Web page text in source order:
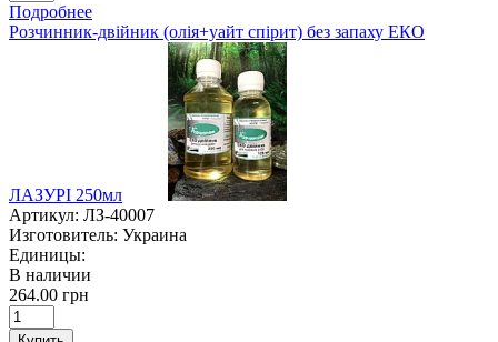
Подробнее
Розчинник-двійник (олія+уайт спірит) без запаху ЕКО
ЛАЗУРІ 250мл
Артикул: ЛЗ-40007
Изготовитель: Украина
Единицы:
В наличии
264.00 грн